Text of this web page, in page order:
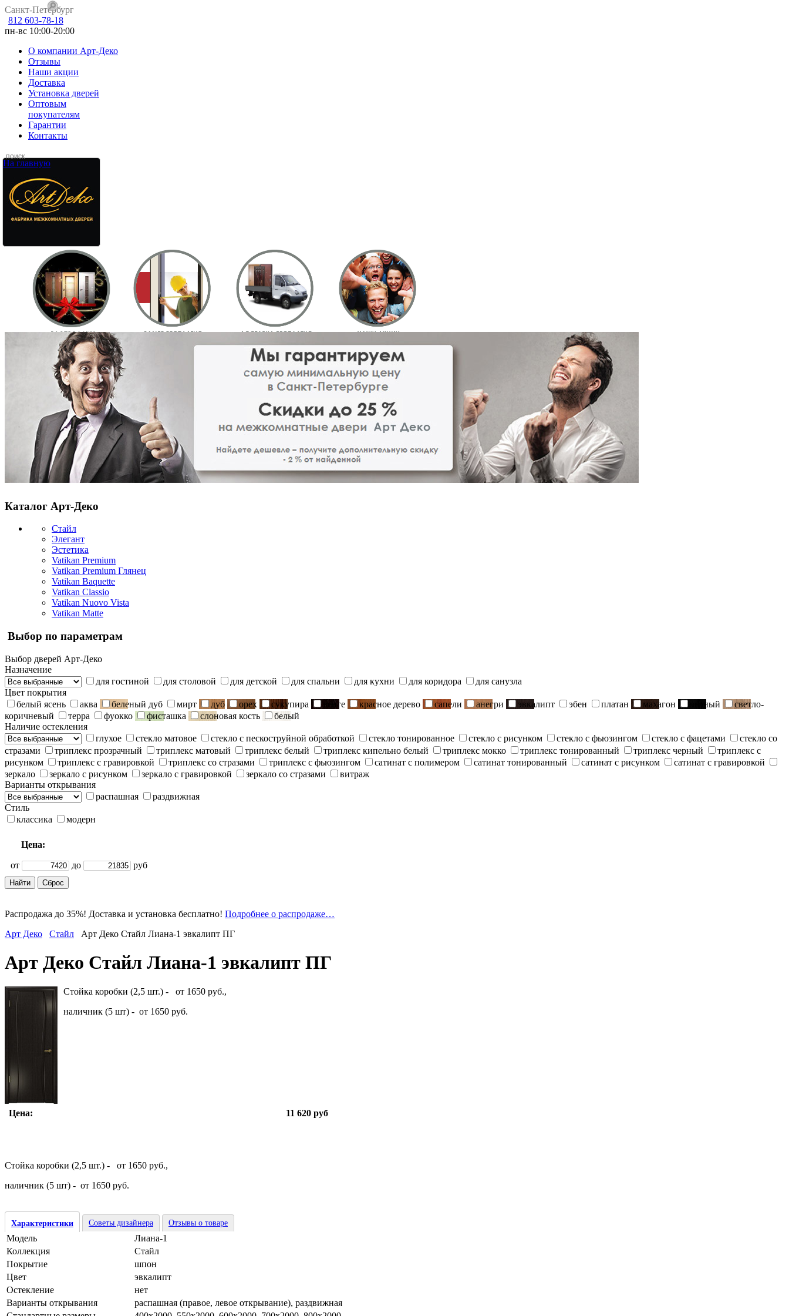
Санкт-Петербург
812 603-78-18
пн-вс 10:00-20:00
О компании Арт-Деко
Отзывы
Наши акции
Доставка
Установка дверей
Оптовым
покупателям
Гарантии
Контакты
На главную
Каталог Арт-Деко
Стайл
Элегант
Эстетика
Vatikan Premium
Vatikan Premium Глянец
Vatikan Baquette
Vatikan Classio
Vatikan Nuovo Vista
Vatikan Matte
Выбор по параметрам
Выбор дверей Арт-Деко
Назначение
для гостиной
для столовой для детской для спальни для кухни для коридора
для санузла
Цвет покрытия
белый ясень
аква беленый дуб мирт дуб орех сукупира венге красное дерево сапели анегри эвкалипт эбен платан махагон черный
светло-
коричневый
терра фуокко фисташка слоновая кость
белый
Наличие остекления
глухое
стекло матовое стекло с пескоструйной обработкой стекло тонированное стекло с рисунком стекло с фьюзингом стекло с фацетами
стекло со
стразами
триплекс прозрачный триплекс матовый триплекс белый триплекс кипельно белый триплекс мокко триплекс тонированный триплекс черный
триплекс с
рисунком
триплекс с гравировкой триплекс со стразами триплекс с фьюзингом сатинат с полимером сатинат тонированный сатинат с рисунком
сатинат с гравировкой
зеркало
зеркало с рисунком зеркало с гравировкой зеркало со стразами
витраж
Варианты открывания
распашная
раздвижная
Стиль
классика
модерн
Цена:
от до руб
Распродажа до 35%! Доставка и установка бесплатно! Подробнее о распродаже…
Арт Деко
Стайл Арт Деко Стайл Лиана-1 эвкалипт ПГ
Арт Деко Стайл Лиана-1 эвкалипт ПГ
Стойка коробки (2,5 шт.) - от 1650 руб.,
наличник (5 шт) - от 1650 руб.
Цена: 11 620 руб
Стойка коробки (2,5 шт.) - от 1650 руб.,
наличник (5 шт) - от 1650 руб.
Характеристики Советы дизайнера Отзывы о товаре
Модель
Лиана-1
Коллекция
Стайл
Покрытие
шпон
Цвет
эвкалипт
Остекление
нет
Варианты открывания
распашная (правое, левое открывание), раздвижная